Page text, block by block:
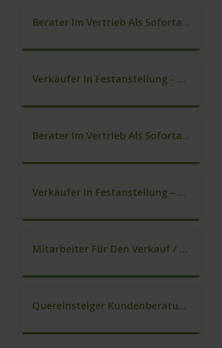
Berater Im Vertrieb Als Sofortanstellung (m/w/d)
Verkäufer In Festanstellung – Top Gehalt (m/w/d)
Berater Im Vertrieb Als Sofortanstellung (m/w/d)
Verkäufer In Festanstellung – Top Gehalt (m/w/d)
Mitarbeiter Für Den Verkauf / Quereinsteiger (m/w/d)
Quereinsteiger Kundenberatung Im Außendienst (m/w/d)